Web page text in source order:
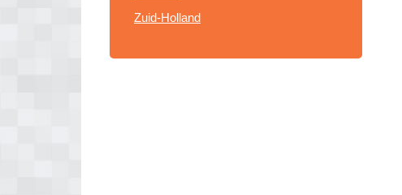
Zuid-Holland